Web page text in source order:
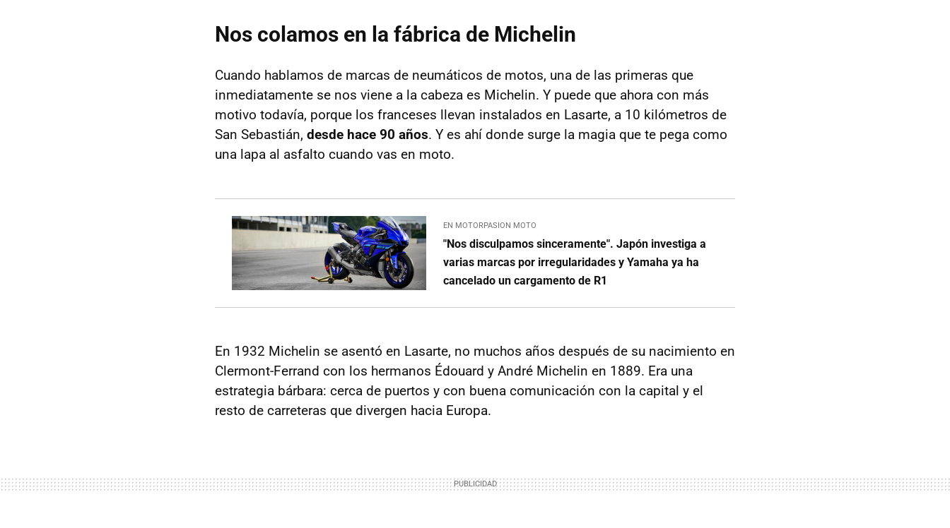
Nos colamos en la fábrica de Michelin
Cuando hablamos de marcas de neumáticos de motos, una de las primeras que
inmediatamente se nos viene a la cabeza es Michelin. Y puede que ahora con más
motivo todavía, porque los franceses llevan instalados en Lasarte, a 10 kilómetros de
San Sebastián, desde hace 90 años. Y es ahí donde surge la magia que te pega como
una lapa al asfalto cuando vas en moto.
EN MOTORPASION MOTO
"Nos disculpamos sinceramente". Japón investiga a
varias marcas por irregularidades y Yamaha ya ha
cancelado un cargamento de R1
En 1932 Michelin se asentó en Lasarte, no muchos años después de su nacimiento en
Clermont-Ferrand con los hermanos Édouard y André Michelin en 1889. Era una
estrategia bárbara: cerca de puertos y con buena comunicación con la capital y el
resto de carreteras que divergen hacia Europa.